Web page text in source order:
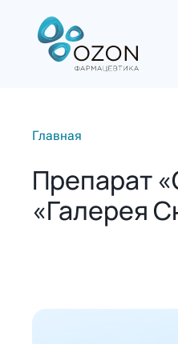
Главная
Препарат
«Галерея